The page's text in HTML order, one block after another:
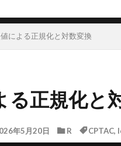
による正規化と対数変換
る正規化と
年5月20日 R CPTAC,